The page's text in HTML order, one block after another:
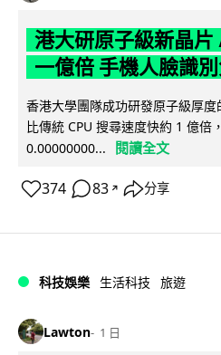
港大研原子級新晶片
一億倍 手機人臉識
香港大學團隊成功研發原子級厚度
比傳統 CPU 搜尋速度快約 1 億倍
0.00000000...
閱讀全文
374 83 ↗ 分享
科技娛樂 生活科技 旅遊
Lawton 1 日